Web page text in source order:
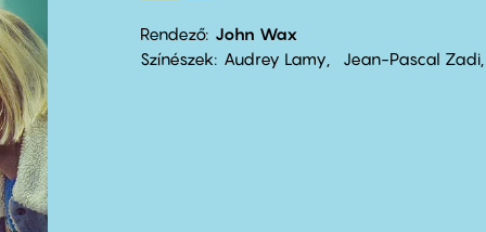
Rendező John Wax
Színészek
Audrey Lamy Jean-Pascal Zadi